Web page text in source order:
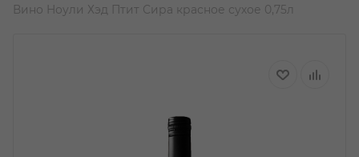
Вино Ноули Хэд Птит Сира красное сухое 0,75л